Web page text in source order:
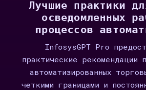
Лучшие практики
осведомленных
процессов
InfosysGPT Pro
практические рекомендации
автоматизированных
четкими границами и